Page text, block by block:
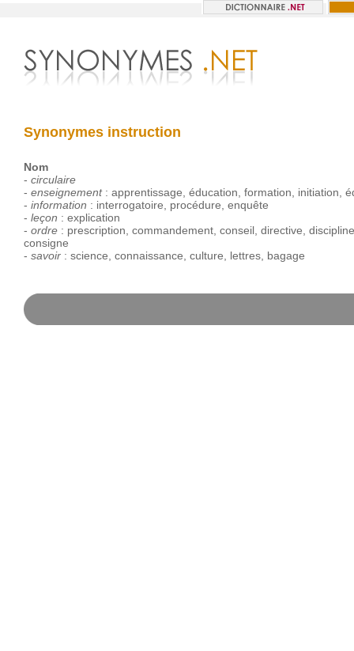
Synonymes instruction
Nom
- circulaire
- enseignement: apprentissage éducation formation initiation
- information : interrogatoire procédure enquête
- leçon : explication
- ordre: prescription commandement, conseil, directive discipline
consigne
- savoir: science connaissance culture lettres, bagage